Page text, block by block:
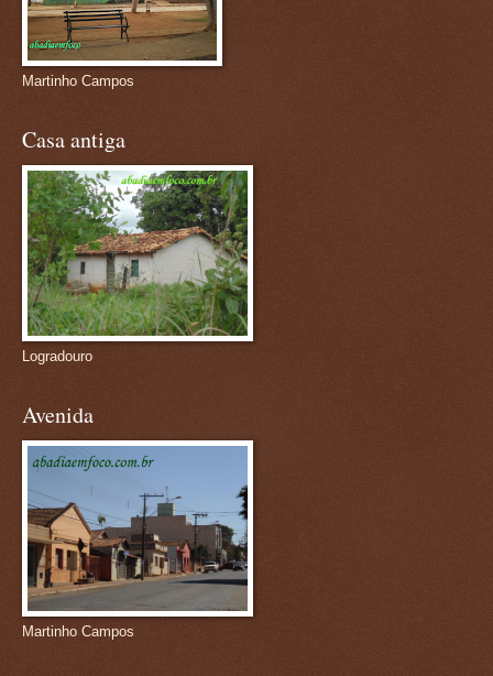
Martinho Campos
Casa antiga
Logradouro
Avenida
Martinho Campos